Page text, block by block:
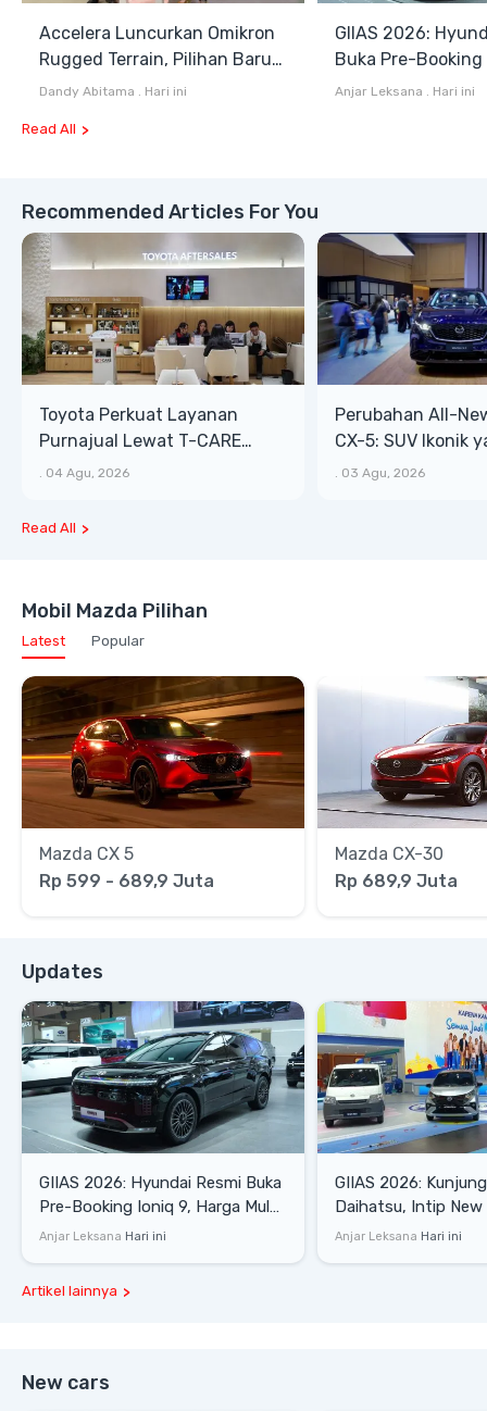
Accelera Luncurkan Omikron
Rugged Terrain, Pilihan Baru
Antara All Terrain dan Mud
Dandy Abitama . Hari ini
GIIAS 2026:
Buka Pre-Booking
Harga Mulai
Anjar Leksana . Hari ini
Read All
Recommended Articles For You
Toyota Perkuat Layanan
Purnajual Lewat T-CARE
XTRA, Manfaat Lebih Besar
. 04 Agu, 2026
Perubahan All-
CX-5: SUV Ikonik
Bongsor, Mewah,
. 03 Agu, 2026
Read All
Mobil Mazda Pilihan
Latest Popular
Mazda CX 5
Rp 599 - 689,9 Juta
Mazda CX-30
Rp 689,9 Juta
Updates
GIIAS 2026: Hyundai Resmi Buka
Pre-Booking Ioniq 9, Harga Mulai
Rp1,49 Miliar
Anjar Leksana Hari ini
GIIAS 2026:
Daihatsu, Intip New
SE hingga Gran
Anjar Leksana Hari ini
Artikel lainnya
New cars